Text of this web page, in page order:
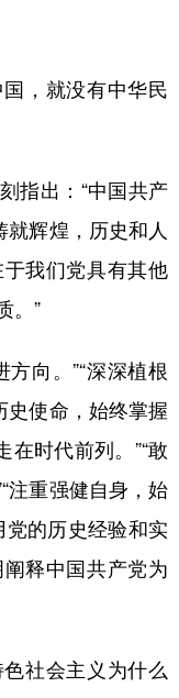
，就没有中华民
出：“中国共产
辉煌，历史和人
我们党具有其他
。”
向。”“深深植根
史使命，始终掌握
在时代前列。”“敢
注重强健自身，始
党的历史经验和实
释中国共产党为
社会主义为什么